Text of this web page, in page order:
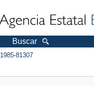
Buscar
81307